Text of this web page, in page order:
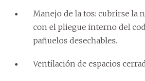
Manejo de la tos: cubrirse la
con el pliegue interno del
pañuelos desechables.
Ventilación de espacios